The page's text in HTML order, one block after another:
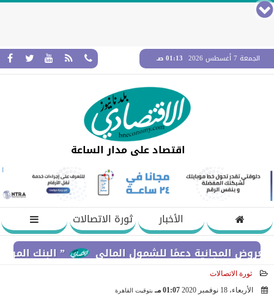
الجمعة 7 أغسطس 2026 01:13 صـ
اقتصاد على مدار الساعة
الأخبار
ثورة الاتصالات
” البنك المركزي” : معدلات الشمول المالي
دعمًا للشمول المالي
ثورة الاتصالات
الأربعاء، 18 نوفمبر 2020
01:07 مـ بتوقيت القاهرة